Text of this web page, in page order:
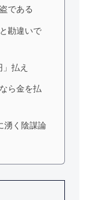
である
勘違いで
払え
ら金を払
湧く陰謀論